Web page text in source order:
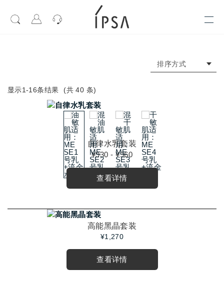
排序方式
显示1-16条结果 (共 40 条)
自律水乳套装
¥930 - ¥960
查看详情
高能黑晶套装
¥1,270
查看详情